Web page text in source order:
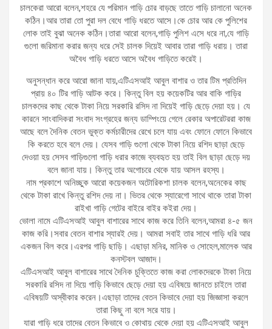
চালকেরা আরো বলেন,শহরে যে পরিমান গাড়ি চোর বাড়ছে তাতে গাড়ি চালানো অনেক
কঠিন।আর তারা তো পুরা দল বেধে গাড়ি ধরতে আসে।কে চোর আর কে পুলিশের
লোক তাই বুঝা অনেক কঠিন।তারা আরো বলেন,গাড়ি পুলিশ এসে ধরে না,যে গাড়ি
গুলো জরিমানা করার জন্য ধরে সেই চালক দিয়েই আবার তারা গাড়ি ধরায়। তারা
অবৈধ গাড়ি ধরতে আসে অবৈধ গাড়িতে করেই।
অনুসন্ধান করে আরো জানা যায়,এটিএসআই আবুল বাশার ও তার টিম প্রতিদিন
প্রায় ৪০ টির গাড়ি আটক করে। কিন্তু বিল হয় কয়েকটির আর বাকি গাড়ির
চালকদের কাছ থেকে টাকা নিয়ে সরকারি রসিদ না দিয়েই গাড়ি ছেড়ে দেয়া হয়। যে
কারনে সাংবাদিকরা সংবাদ সংগ্রহের জন্য ডাম্পিংয়ে গেলে রেকার অপারেটররা কাজ
আছে বলে দৈনিক বেতন ভুক্ত কর্মচারীদের রেখে চলে যায় এবং ফোনে ফোনে কিভাবে
কি করতে হবে বলে দেয়। যেসব গাড়ি গুলো থেকে টাকা নিয়ে রশিদ ছাড়া ছেড়ে
দেওয়া হয় সেসব গাড়িগুলো গাড়ি ধরার কাজে ব্যবহৃত হয় তাই বিল ছাড়া ছেড়ে দয়
বলে জানা যায়। কিন্তু তার অগোচরে থেকে যায় আসল রহস্য।
নাম প্রকাশে অনিচ্ছুক আরো কয়েকজন অটোরিকশা চালক বলেন,অনেকের কাছ
থেকে টাকা রাখে কিন্তু রশিদ দেয় না। ভিতর থেকে স্যারেগো সাথে থাকে তারা টাকা
রাইখা গাড়ি গেটের বাইরে বাইর কইরা দেয়।
ভোলা নামে এটিএসআই আবুল বাশারের সাথে কাজ করে তিনি বলেন,আমরা ৪-৫ জন
কাজ করি।সবার বেতন বাশার স্যারই দেয়। আমরা সবাই তার সাথে গাড়ি ধরি আর
একজন বিল করে।এরপর গাড়ি ছাড়ি। এছাড়া মনির, মানিক ও সোহেল,মালেক আর
কনস্টবল আজাদ।
এটিএসআই আবুল বাশারের সাথে দৈনিক চুক্তিতে কাজ করা লোকদেরকে টাকা নিয়ে
সরকারি রসিদ না দিয়ে গাড়ি কিভাবে ছেড়ে দেয়া হয় এবিষয়ে জানতে চাইলে তারা
এবিষয়টি অস্বীকার করেন।এছাড়া তাদের বেতন কিভাবে দেয়া হয় জিজ্ঞাসা করলে
তারা কিছু না বলে সরে যায়।
যারা গাড়ি ধরে তাদের বেতন কিভাবে ও কোথায় থেকে দেয়া হয় এটিএসআই আবুল